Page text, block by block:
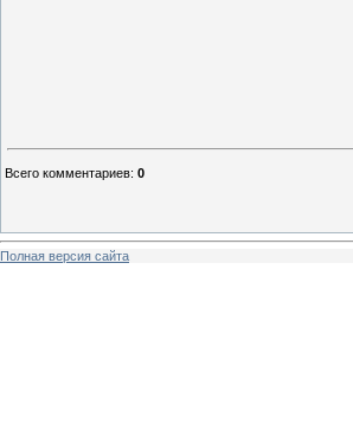
Всего комментариев: 0
Полная версия сайта